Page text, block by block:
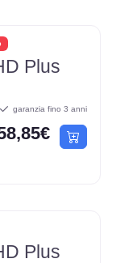
Plus
garanzia fino 3 anni
Plus